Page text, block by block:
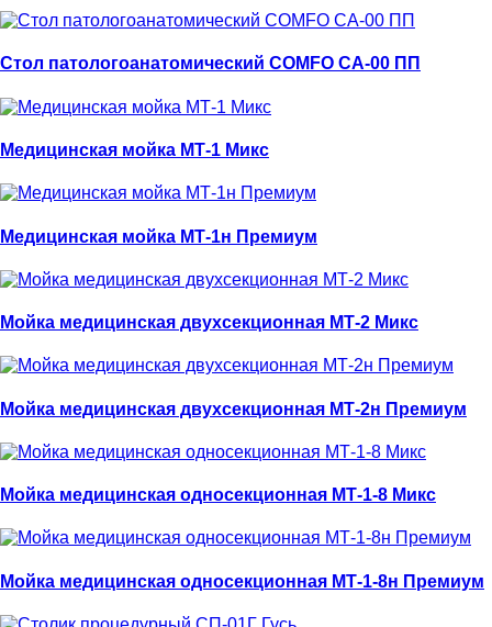
Стол патологоанатомический COMFO CA-00 ПП
Медицинская мойка МТ-1 Микс
Медицинская мойка МТ-1н Премиум
Мойка медицинская двухсекционная МТ-2 Микс
Мойка медицинская двухсекционная МТ-2н Премиум
Мойка медицинская односекционная МТ-1-8 Микс
Мойка медицинская односекционная МТ-1-8н Премиум